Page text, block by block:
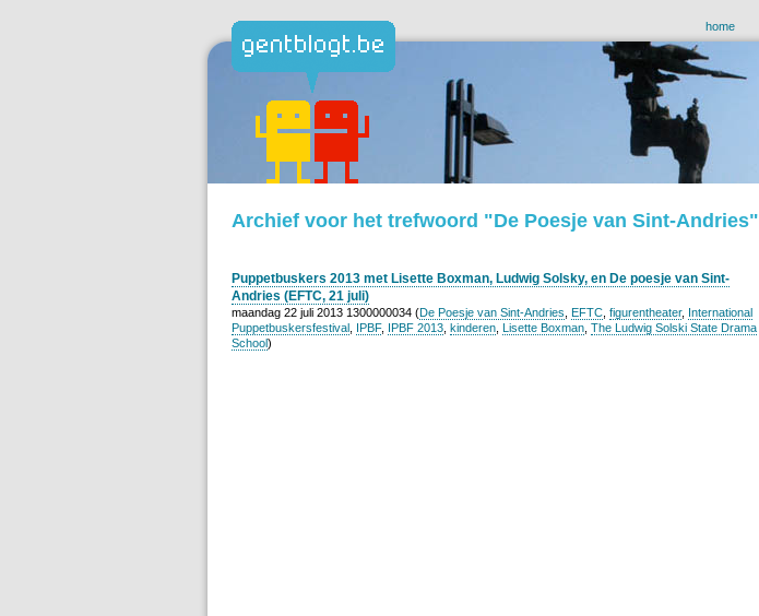
home
Archief voor het trefwoord "De Poesje van Sint-Andries"
Puppetbuskers 2013 met Lisette Boxman, Ludwig Solsky, en De poesje van Sint-
Andries (EFTC, 21 juli)
maandag 22 juli 2013 1300000034 (De Poesje van Sint-Andries EFTC figurentheater, International
Puppetbuskersfestival IPBF, IPBF 2013 kinderen Lisette Boxman The Ludwig Solski State Drama
School)